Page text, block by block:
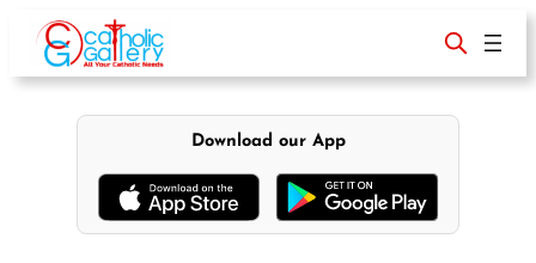
content
Download our App